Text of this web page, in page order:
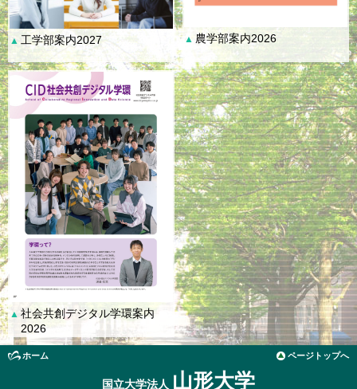
▲ 工学部案内2027 ▲ 農学部案内2026
▲ 社会共創デジタル学環案内
2026
ホーム ページトップへ
国立大学法人 山形大学